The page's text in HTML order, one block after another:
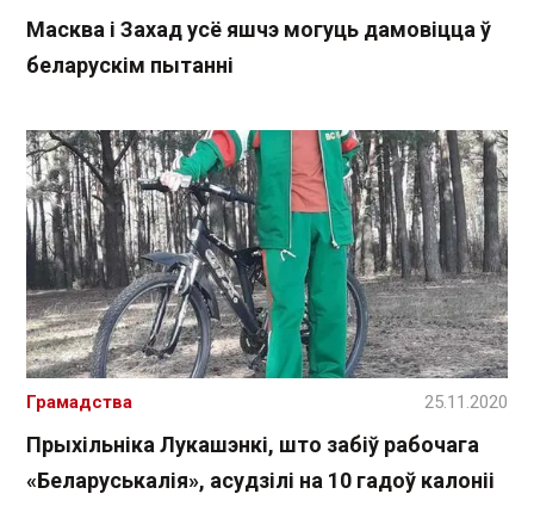
Масква і Захад усё яшчэ могуць дамовіцца ў
беларускім пытанні
Прыхільніка Лукашэнкі, што забіў рабочага
«Беларуськалія», асудзілі на 10 гадоў калоніі
Грамадства 25.11.2020